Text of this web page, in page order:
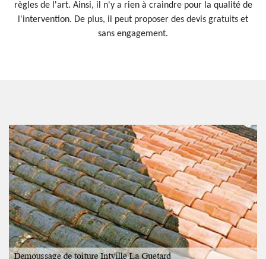
règles de l'art. Ainsi, il n'y a rien à craindre pour la qualité de
l'intervention. De plus, il peut proposer des devis gratuits et
sans engagement.